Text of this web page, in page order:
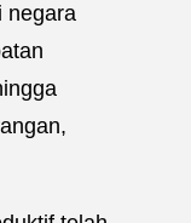
negara